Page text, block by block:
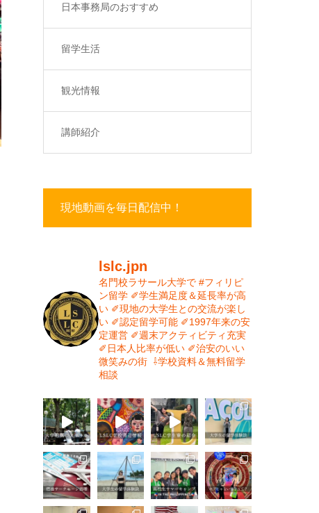
日本事務局のおすすめ
留学生活
観光情報
講師紹介
現地動画を毎日配信中！
lslc.jpn
名門校ラサール大学で #フィリピ
ン留学⁡ ⁡✐学生満足度＆延長率が高
い⁡ ✐現地の大学生との交流が楽し
い⁡ ✐認定留学可能⁡ ✐1997年来の安
定運営⁡⁡ ✐週末アクティビティ充実⁡
✐日本人比率が低い ⁡✐治安のいい
微笑みの街⁡ ⇩学校資料＆無料留学
相談